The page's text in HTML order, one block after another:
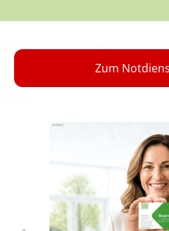
Zum
Endlich da! Die
Arzneimittel von der
Sie